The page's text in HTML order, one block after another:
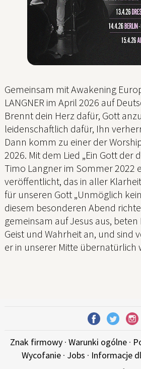
Gemeinsam mit Awakening
LANGNER im April 2026 auf
Brennt dein Herz dafür, Gott
leidenschaftlich dafür, Ihn
Dann komm zu einer der
2026. Mit dem Lied „Ein Gott der
Timo Langner im Sommer 2022
veröffentlicht, das in aller
für unseren Gott „Unmöglich
diesem besonderen Abend
gemeinsam auf Jesus aus,
Geist und Wahrheit an, und sind
er in unserer Mitte übernatürlich
Znak firmowy· Warunki ogólne·
Wycofanie · Jobs · Informacje